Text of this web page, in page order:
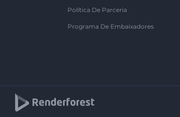
Política De Parceria
Programa De Embaixadores